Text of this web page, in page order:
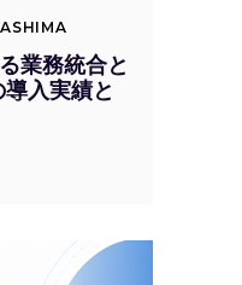
業務統合と
入実績と